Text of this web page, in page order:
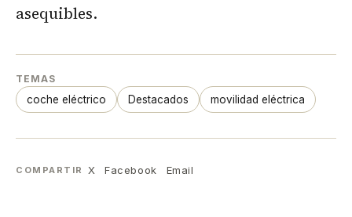
asequibles.
TEMAS
coche eléctrico Destacados movilidad eléctrica
COMPARTIR X Facebook Email